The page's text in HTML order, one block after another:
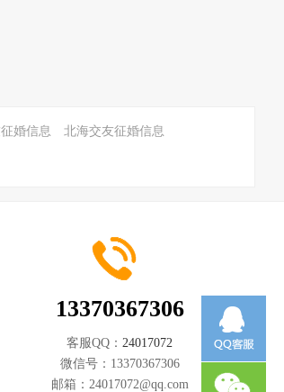
婚信息
北海交友征婚信息
13370367306
客服QQ： 24017072
微信号： 13370367306
邮箱： 24017072@qq.com